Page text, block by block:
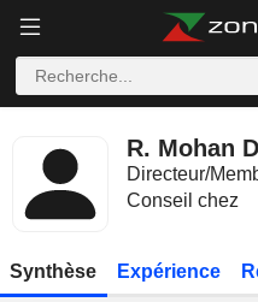
R. Mohan
Directeur/
Conseil chez
Synthèse Expérience